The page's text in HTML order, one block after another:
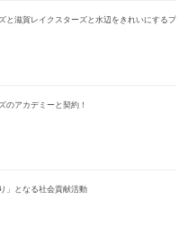
と滋賀レイクスターズと水辺をきれいにするプロ
のアカデミーと契約！
」となる社会貢献活動